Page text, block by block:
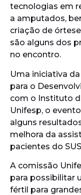
tecnologias em
a amputados,
criação de
são alguns dos
no encontro.
Uma iniciativa
para o
com o Instituto
Unifesp, o
alguns
melhora da
pacientes do
A comissão
para possibilitar
fértil para